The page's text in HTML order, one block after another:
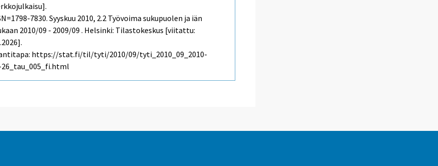
7830.Syyskuu 2010, 2.2 Työvoima sukupuolen ja iän
2010/09 - 2009/09 . Helsinki: Tilastokeskus [viitattu:
https://stat.fi/til/tyti/2010/09/tyti_2010_09_2010-
26_tau_005_fi.html